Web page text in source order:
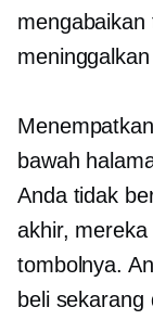
bawah
Anda tidak
akhir,
tombolnya.
beli sekarang